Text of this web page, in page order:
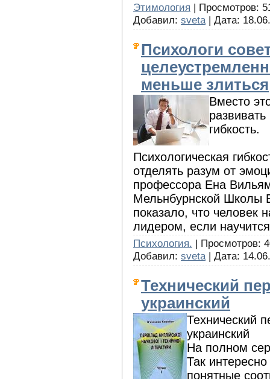
Этимология | Просмотров:
Добавил: sveta | Дата:
Психологи
меньше злиться
Вместо
гибкость.
Психологическая
отделять разум от
профессора Ена
Мельнбурнской Школы
показало, что человек
лидером, если
Психология. | Просмотров:
Добавил: sveta | Дата:
Технический
украинский
Технический
украинский
На полном
Так
понятные